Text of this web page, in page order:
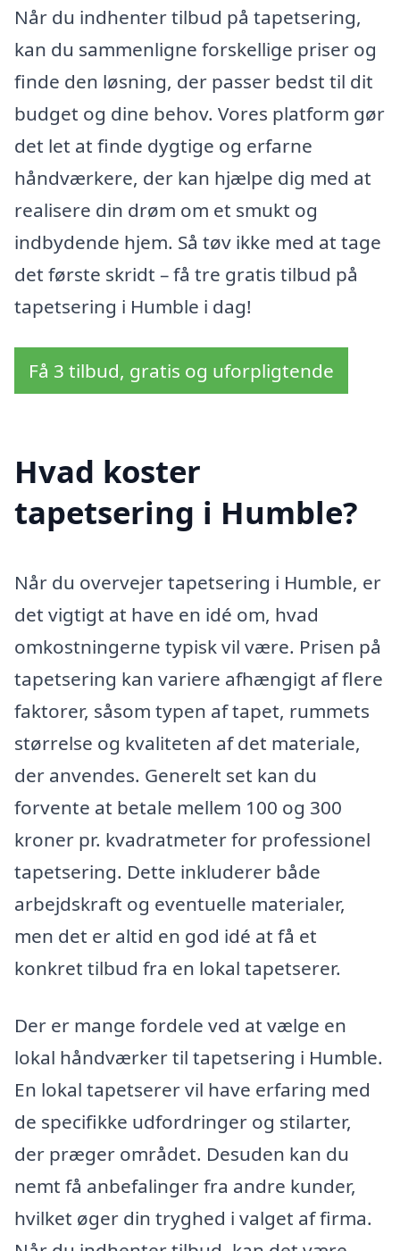
Når du indhenter tilbud på tapetsering,
kan du sammenligne forskellige priser og
finde den løsning, der passer bedst til dit
budget og dine behov. Vores platform gør
det let at finde dygtige og erfarne
håndværkere, der kan hjælpe dig med at
realisere din drøm om et smukt og
indbydende hjem. Så tøv ikke med at tage
det første skridt – få tre gratis tilbud på
tapetsering i Humble i dag!
Få 3 tilbud, gratis og uforpligtende
Hvad koster
tapetsering i Humble?
Når du overvejer tapetsering i Humble, er
det vigtigt at have en idé om, hvad
omkostningerne typisk vil være. Prisen på
tapetsering kan variere afhængigt af flere
faktorer, såsom typen af tapet, rummets
størrelse og kvaliteten af det materiale,
der anvendes. Generelt set kan du
forvente at betale mellem 100 og 300
kroner pr. kvadratmeter for professionel
tapetsering. Dette inkluderer både
arbejdskraft og eventuelle materialer,
men det er altid en god idé at få et
konkret tilbud fra en lokal tapetserer.
Der er mange fordele ved at vælge en
lokal håndværker til tapetsering i Humble.
En lokal tapetserer vil have erfaring med
de specifikke udfordringer og stilarter,
der præger området. Desuden kan du
nemt få anbefalinger fra andre kunder,
hvilket øger din tryghed i valget af firma.